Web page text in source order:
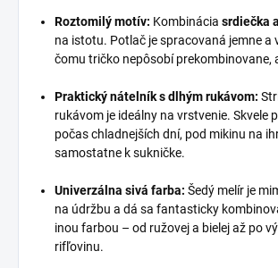
Roztomilý motív: Kombinácia srdiečka
na istotu. Potlač je spracovaná jemne a
čomu tričko nepôsobí prekombinovane,
Praktický nátelník s dlhým rukávom:
rukávom je ideálny na vrstvenie. Skvele
počas chladnejších dní, pod mikinu na
samostatne k sukničke.
Univerzálna sivá farba: Šedý melír je
na údržbu a dá sa fantasticky
inou farbou – od ružovej a bielej až po
rifľovinu.